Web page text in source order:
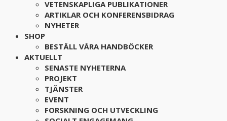
VETENSKAPLIGA PUBLIKATIONER
ARTIKLAR OCH KONFERENSBIDRAG
NYHETER
SHOP
BESTÄLL VÅRA HANDBÖCKER
AKTUELLT
SENASTE NYHETERNA
PROJEKT
TJÄNSTER
EVENT
FORSKNING OCH UTVECKLING